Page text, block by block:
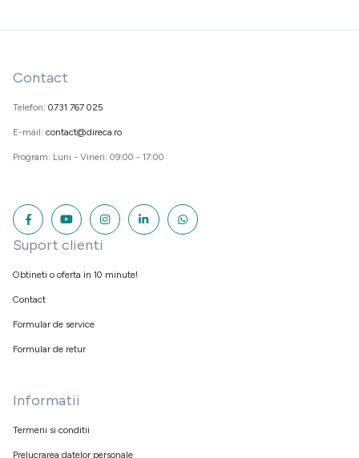
Contact
Telefon: 0731 767 025
E-mail: contact@direca.ro
Program: Luni - Vineri: 09:00 - 17:00
Suport clienti
Obtineti o oferta in 10 minute!
Contact
Formular de service
Formular de retur
Informatii
Termeni si conditii
Prelucrarea datelor personale